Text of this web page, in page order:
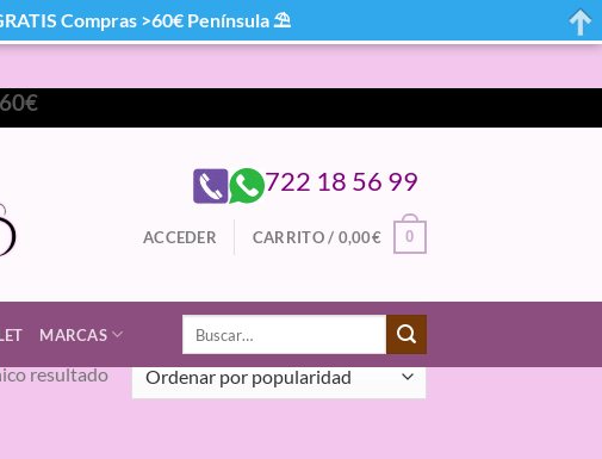
722 18 56 99
ACCEDER CARRITO / 0,00€ 0
MARCAS
Buscar
resultado
Compras >60€ Península ⛱